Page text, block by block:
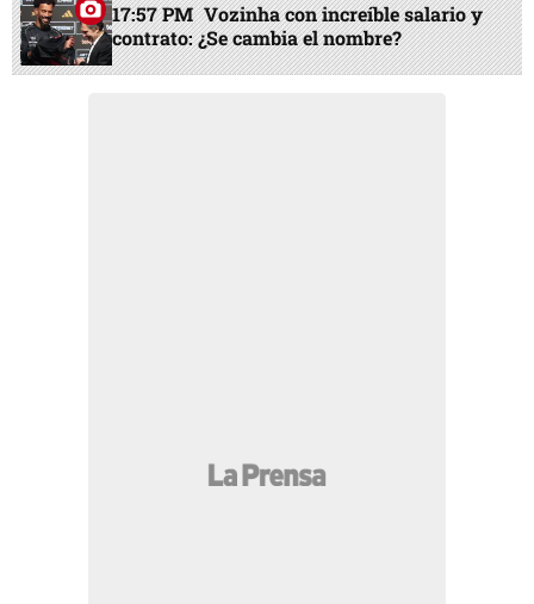
17:57 PM Vozinha con increíble salario y
contrato: ¿Se cambia el nombre?